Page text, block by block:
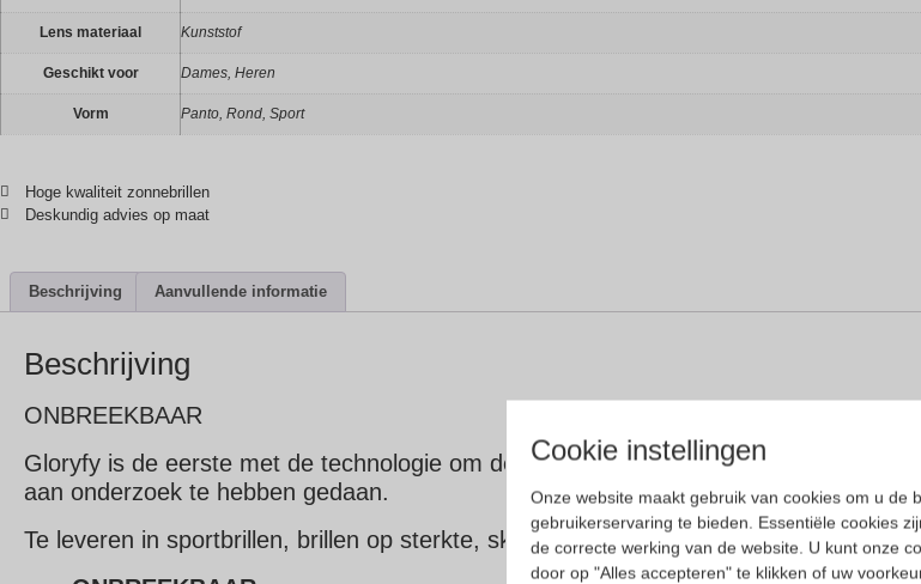
Lens materiaal Kunststof
Geschikt voor Dames, Heren
Vorm Panto, Rond, Sport
Hoge kwaliteit zonnebrillen
Deskundig advies op maat
Beschrijving Aanvullende informatie
Beschrijving
ONBREEKBAAR
Gloryfy is de eerste met de technologie om de monturen onbreekbaar te maken.
aan onderzoek te hebben gedaan.
Te leveren in sportbrillen, brillen op sterkte, skibrillen en zonnebrillen.
Cookie instellingen
Onze website maakt gebruik van cookies om u de
gebruikerservaring te bieden. Essentiële cookies
de correcte werking van de website. U kunt onze
door op "Alles accepteren" te klikken of uw